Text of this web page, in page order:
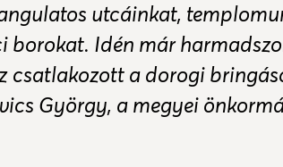
utcáinkat,
borokat. Idén már
csatlakozott a dorogi
György, a megyei